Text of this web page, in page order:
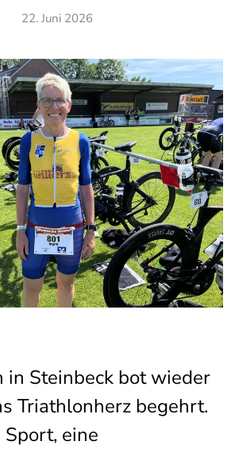
22. Juni 2026
in Steinbeck bot wieder
Triathlonherz begehrt.
eine